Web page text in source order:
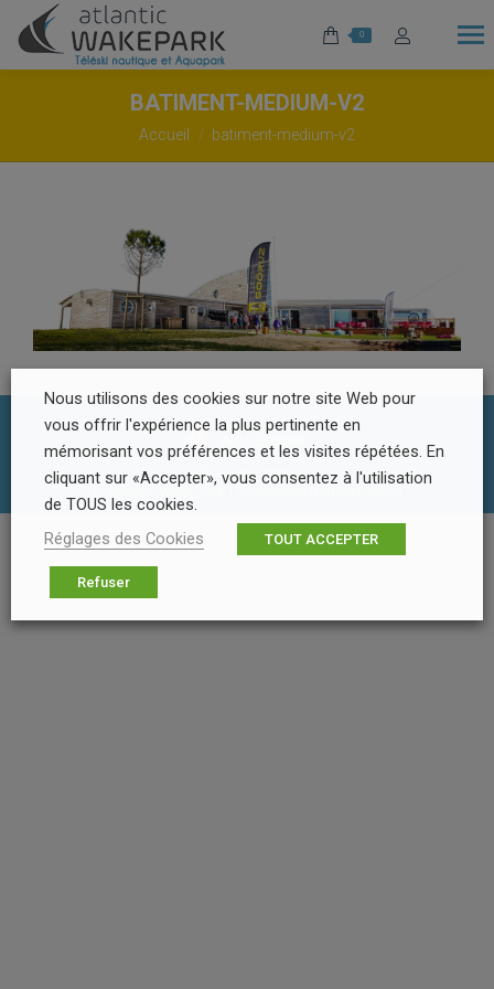
0
BATIMENT-MEDIUM-V2
Vous êtes ici :
Accueil batiment-medium-v2
Footer Menu
© Atlantic Wake Park | Réalisation
Nous utilisons des cookies sur notre site Web pour
vous offrir l'expérience la plus pertinente en
mémorisant vos préférences et les visites répétées. En
cliquant sur «Accepter», vous consentez à l'utilisation
de TOUS les cookies.
Réglages des Cookies
TOUT ACCEPTER
Refuser